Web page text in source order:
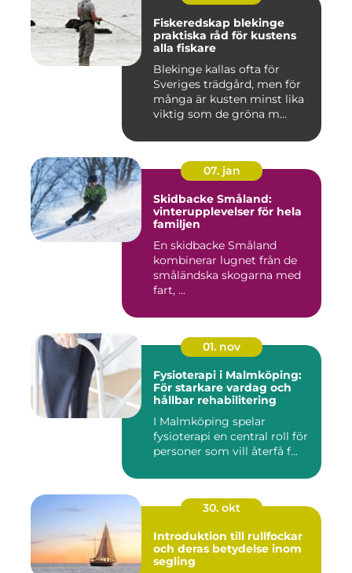
Fiskeredskap blekinge
praktiska råd för kustens
alla fiskare
Blekinge kallas ofta för
Sveriges trädgård, men för
många är kusten minst lika
viktig som de gröna m...
07. jan
Skidbacke Småland:
vinterupplevelser för hela
familjen
En skidbacke Småland
kombinerar lugnet från de
småländska skogarna med
fart, ...
01. nov
Fysioterapi i Malmköping:
För starkare vardag och
hållbar rehabilitering
I Malmköping spelar
fysioterapi en central roll för
personer som vill återfå f...
30. okt
Introduktion till rullfockar
och deras betydelse inom
segling